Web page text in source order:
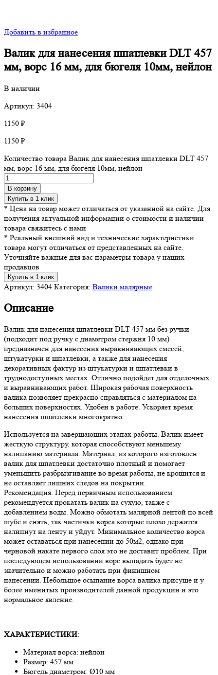
Добавить в избранное
Валик для нанесения шпатлевки DLT 457
мм, ворс 16 мм, для бюгеля 10мм, нейлон
В наличии
Артикул: 3404
1150 ₽
1150 ₽
Количество товара Валик для нанесения шпатлевки DLT 457
мм, ворс 16 мм, для бюгеля 10мм, нейлон
В корзину
Купить в 1 клик
* Цена на товар может отличаться от указанной на сайте. Для
получения актуальной информации о стоимости и наличии
товара свяжитесь с нами
* Реальный внешний вид и технические характеристики
товара могут отличаться от представленных на сайте.
Уточняйте важные для вас параметры товара у наших
продавцов
Купить в 1 клик
Артикул: 3404 Категория: Валики малярные
Описание
Валик для нанесения шпатлевки DLT 457 мм без ручки
(подходит под ручку с диаметром стержня 10 мм)
предназначен для нанесения выравнивающих смесей,
штукатурки и шпатлевки, а также для нанесения
декоративных фактур из штукатурки и шпатлевки в
труднодоступных местах. Отлично подойдет для отделочных
и выравнивающих работ. Широкая рабочая поверхность
валика позволяет прекрасно справляться с материалом на
больших поверхностях. Удобен в работе. Ускоряет время
нанесения шпатлевки многократно.
Используется на завершающих этапах работы. Валик имеет
жесткую структуру, которая способствуют меньшему
налипанию материала. Материал, из которого изготовлен
валик для шпатлевки достаточно плотный и помогает
уменьшить разбрызгивание во время работы, не крошится и
не оставляет лишних следов на покрытии.
Рекомендация: Перед первичным использованием
рекомендуется прокатать валик на сухую, также с
добавлением воды. Можно обмотать малярной лентой по всей
шубе и снять, так частички ворса которые плохо держатся
налипнут на ленту и уйдут. Минимальное количество ворса
может оставаться при нанесении до 50м2, однако при
черновой накате первого слоя это не доставит проблем. При
последующем использовании ворс выпадать будет не
значительно и можно работать при финишном
нанесении. Небольшое осыпание ворса валика присуще и у
более именитых производителей данной продукции и это
нормальное явление.
ХАРАКТЕРИСТИКИ:
Материал ворса: нейлон
Размер: 457 мм
Бюгель диаметром: Ø10 мм